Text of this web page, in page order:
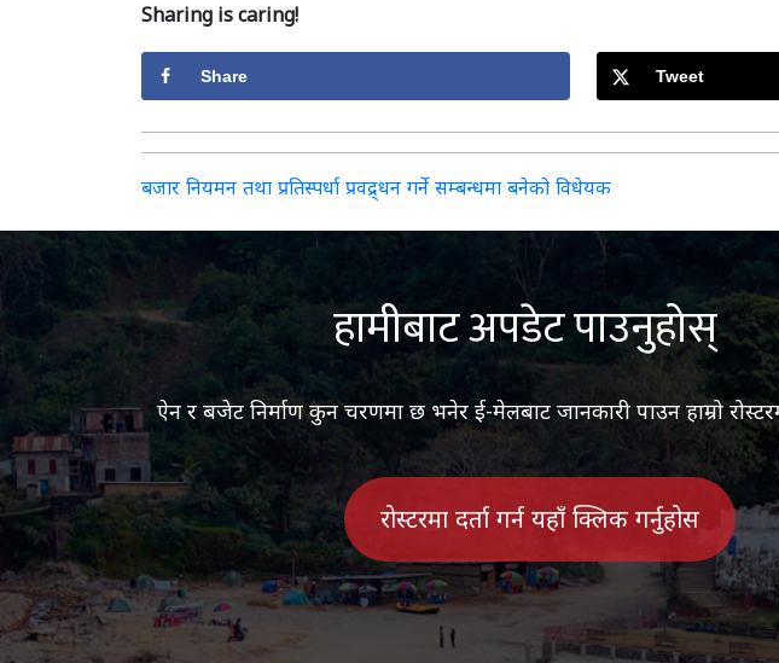
Sharing is caring!
Share Tweet
Post
navigation
बजार नियमन तथा प्रतिस्पर्धा प्रवद्र्धन गर्ने सम्बन्धमा बनेको विधेयक
हामीबाट अपडेट पाउनुहोस्
ऐन र बजेट निर्माण कुन चरणमा छ भनेर ई-मेलबाट जानकारी पाउन हाम्रो
रोस्टरमा दर्ता गर्न यहाँ क्लिक गर्नुहोस